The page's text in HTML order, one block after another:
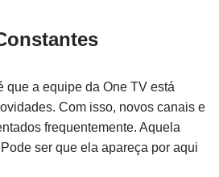
que a equipe da One TV está
Com isso, novos canais e
frequentemente. Aquela
ser que ela apareça por aqui